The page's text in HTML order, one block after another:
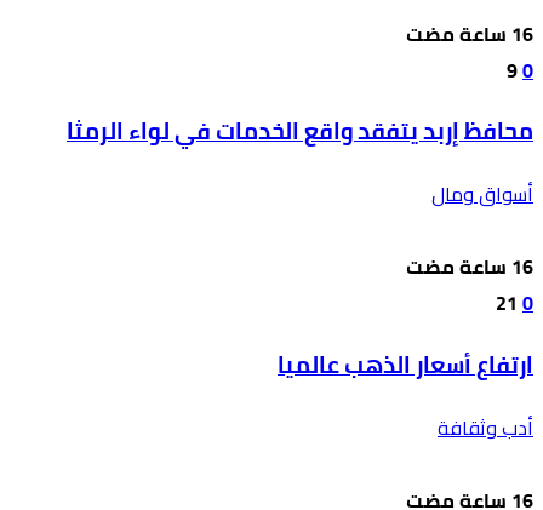
0
9
محافظ إربد يتفقد واقع الخدمات في لواء الرمثا
أسواق ومال
0
21
ارتفاع أسعار الذهب عالميا
أدب وثقافة